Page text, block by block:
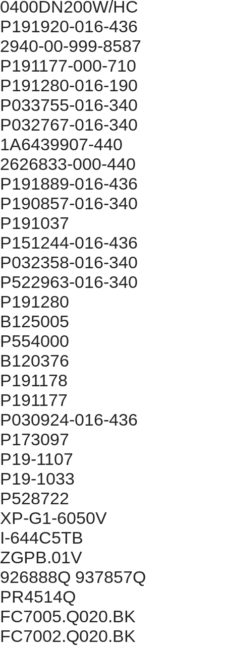
0400DN200W/HC
P191920-016-436
2940-00-999-8587
P191177-000-710
P191280-016-190
P033755-016-340
P032767-016-340
1A6439907-440
2626833-000-440
P191889-016-436
P190857-016-340
P191037
P151244-016-436
P032358-016-340
P522963-016-340
P191280
B125005
P554000
B120376
P191178
P191177
P030924-016-436
P173097
P19-1107
P19-1033
P528722
XP-G1-6050V
I-644C5TB
ZGPB.01V
926888Q 937857Q
PR4514Q
FC7005.Q020.BK
FC7002.Q020.BK